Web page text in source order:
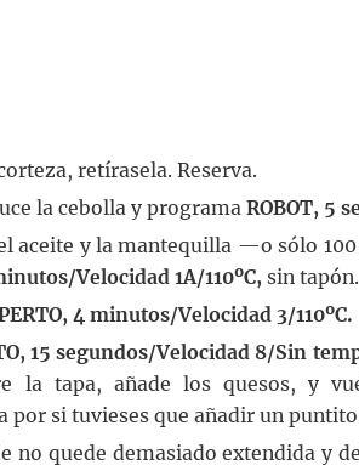
retírasela. Reserva.
la cebolla y programa ROBOT, 5
aceite y la mantequilla —o sólo
Velocidad 1A/110ºC, sin tapón.
4 minutos/Velocidad 3/110ºC.
15 segundos/Velocidad 8/Sin
la tapa, añade los quesos, y
por si tuvieses que añadir un puntito
no quede demasiado extendida y